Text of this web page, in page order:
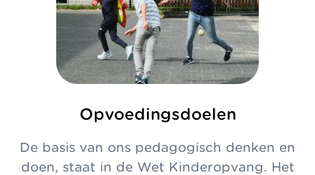
Opvoedingsdoelen
De basis van ons pedagogisch denken en
doen, staat in de Wet Kinderopvang. Het